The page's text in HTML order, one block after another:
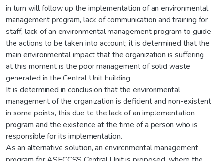
in turn will follow up the implementation of an environmental
management program, lack of communication and training for
staff, lack of an environmental management program to guide
the actions to be taken into account; it is determined that the
main environmental impact that the organization is suffering
at this moment is the poor management of solid waste
generated in the Central Unit building.
It is determined in conclusion that the environmental
management of the organization is deficient and non-existent
in some points, this due to the lack of an implementation
program and the existence at the time of a person who is
responsible for its implementation.
As an alternative solution, an environmental management